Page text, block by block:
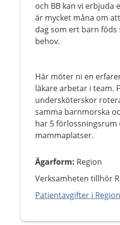
och BB kan vi erbjuda
är mycket måna om
dag som ert barn
behov.
Här möter ni en
läkare arbetar i team.
undersköterskor
samma barnmorska
har 5 förlossningsrum
mammaplatser.
Ägarform: Region
Verksamheten tillhör
Patientavgifter i